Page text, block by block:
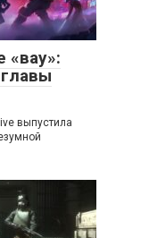
выпустила